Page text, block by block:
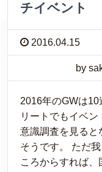
チイベント
2016.04.15
by
2016年のGWは10
リートでもイベ
意識調査を見ると
そうです。 ただ
ころからすれば